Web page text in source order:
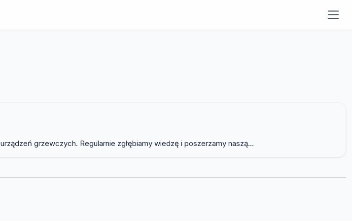
grzewczych. Regularnie zgłębiamy wiedzę i poszerzamy naszą...